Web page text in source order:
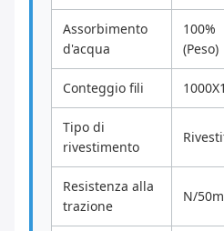
Assorbimento
d'acqua
100%
(Peso)
Conteggio fili
Tipo di
rivestimento
Resistenza alla
trazione
N/